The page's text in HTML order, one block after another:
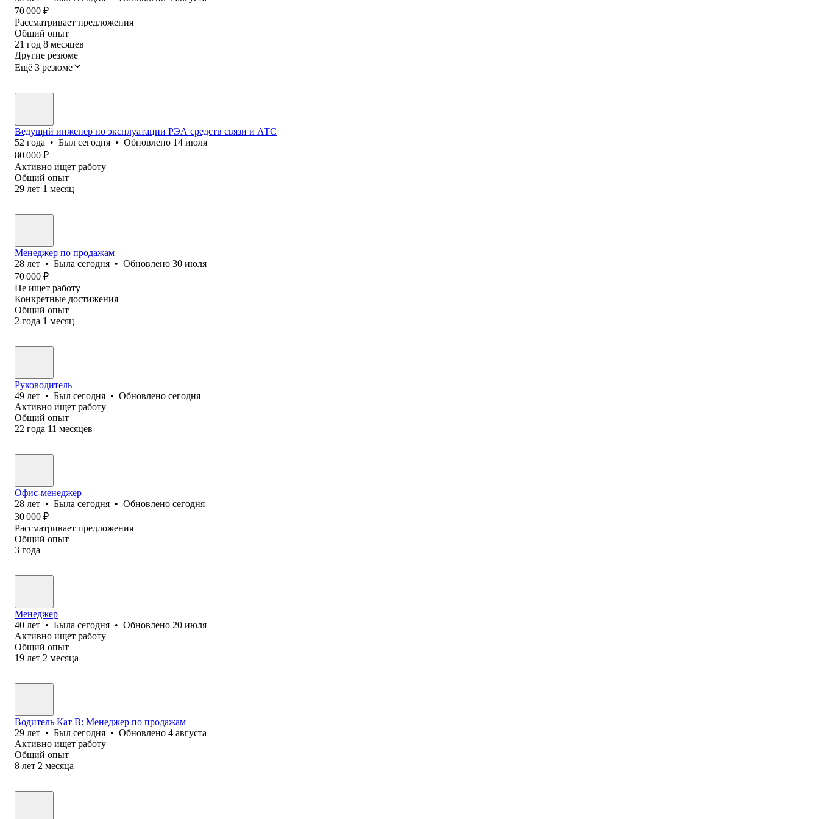
70 000 ₽
Рассматривает предложения
Общий опыт
21 год 8 месяцев
Другие резюме
Ещё 3 резюме
Ведущий инженер по эксплуатации РЭА средств связи и АТС
52 года • Был сегодня • Обновлено 14 июля
80 000 ₽
Активно ищет работу
Общий опыт
29 лет 1 месяц
Менеджер по продажам
28 лет • Была сегодня • Обновлено 30 июля
70 000 ₽
Не ищет работу
Конкретные достижения
Общий опыт
2 года 1 месяц
Руководитель
49 лет • Был сегодня • Обновлено сегодня
Активно ищет работу
Общий опыт
22 года 11 месяцев
Офис-менеджер
28 лет • Была сегодня • Обновлено сегодня
30 000 ₽
Рассматривает предложения
Общий опыт
3 года
Менеджер
40 лет • Была сегодня • Обновлено 20 июля
Активно ищет работу
Общий опыт
19 лет 2 месяца
Водитель Кат B: Менеджер по продажам
29 лет • Был сегодня • Обновлено 4 августа
Активно ищет работу
Общий опыт
8 лет 2 месяца